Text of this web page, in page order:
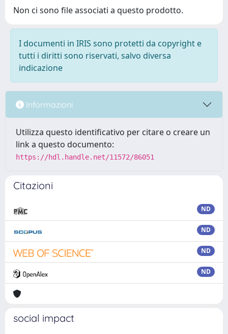
Non ci sono file associati a questo prodotto.
I documenti in IRIS sono protetti da copyright e
tutti i diritti sono riservati, salvo diversa
indicazione
Informazioni
Utilizza questo identificativo per citare o creare un
link a questo documento:
https://hdl.handle.net/11572/86051
Citazioni
ND
ND
ND
ND
social impact